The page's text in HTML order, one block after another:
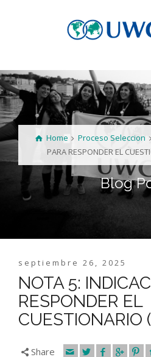
Home Proceso Seleccion
PARA RESPONDER EL
Blog
septiembre 26, 2025
NOTA 5:
RESPONDER EL
CUESTIONARIO
Share